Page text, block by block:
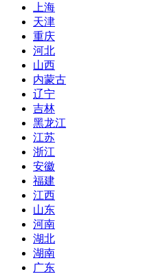
上海
天津
重庆
河北
山西
内蒙古
辽宁
吉林
黑龙江
江苏
浙江
安徽
福建
江西
山东
河南
湖北
湖南
广东